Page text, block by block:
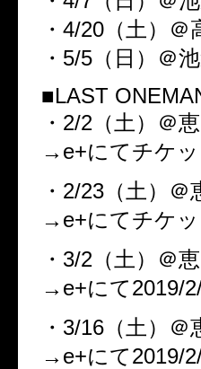
・4/20（土）
・5/5（日）＠
■LAST
・2/2（土）＠
→e+にてチケッ
・2/23（土）
→e+にてチケッ
・3/2（土）＠
→e+にて2019/
・3/16（土）
→e+にて2019/